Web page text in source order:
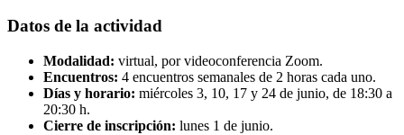
Datos de la actividad
Modalidad: virtual, por videoconferencia Zoom.
Encuentros: 4 encuentros semanales de 2 horas cada uno.
Días y horario: miércoles 3, 10, 17 y 24 de junio, de 18:30 a
20:30 h.
Cierre de inscripción: lunes 1 de junio.